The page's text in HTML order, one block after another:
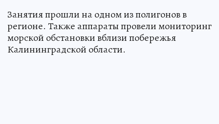
Занятия прошли на одном из полигонов в
регионе. Также аппараты провели мониторинг
морской обстановки вблизи побережья
Калининградской области.